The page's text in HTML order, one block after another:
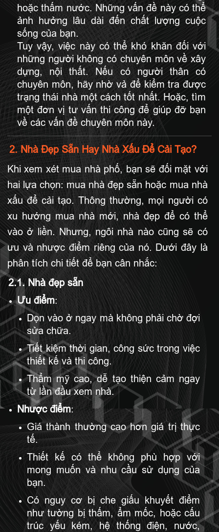
hoặc thấm nước. Những vấn đề này có thể
ảnh hưởng lâu dài đến chất lượng cuộc
sống của bạn.
Tuy vậy, việc này có thể khó khăn đối với
những người không có chuyên môn về xây
dựng, nội thất. Nếu có người thân có
chuyên môn, hãy nhờ vả để kiểm tra được
trạng thái nhà một cách tốt nhất. Hoặc, tìm
một đơn vị tư vấn thi công để giúp đỡ bạn
về các vấn đề chuyên môn này.
2. Nhà Đẹp Sẵn Hay Nhà Xấu Để Cải Tạo?
Khi xem xét mua nhà phố, bạn sẽ đối mặt với
hai lựa chọn: mua nhà đẹp sẵn hoặc mua nhà
xấu để cải tạo. Thông thường, mọi người có
xu hướng mua nhà mới, nhà đẹp để có thể
vào ở liền. Nhưng, ngôi nhà nào cũng sẽ có
ưu và nhược điểm riêng của nó. Dưới đây là
phân tích chi tiết để bạn cân nhắc:
2.1. Nhà đẹp sẵn
Ưu điểm:
Dọn vào ở ngay mà không phải chờ đợi
sửa chữa.
Tiết kiệm thời gian, công sức trong việc
thiết kế và thi công.
Thẩm mỹ cao, dễ tạo thiện cảm ngay
từ lần đầu xem nhà.
Nhược điểm:
Giá thành thường cao hơn giá trị thực
tế.
Thiết kế có thể không phù hợp với
mong muốn và nhu cầu sử dụng của
bạn.
Có nguy cơ bị che giấu khuyết điểm
như tường bị thấm, ẩm mốc, hoặc cấu
trúc yếu kém, hệ thống điện, nước,